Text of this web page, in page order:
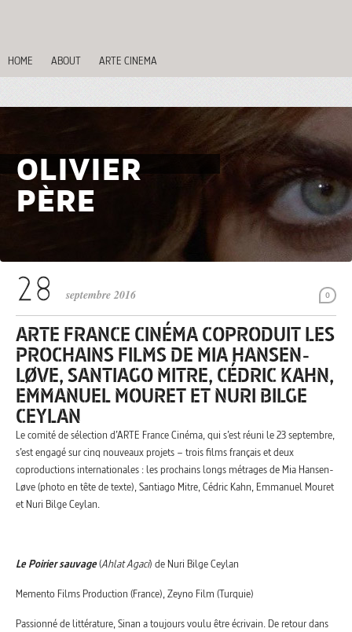
HOME ABOUT ARTE CINEMA
OLIVIER
PÈRE
0
septembre 2016
ARTE FRANCE CINÉMA COPRODUIT LES
PROCHAINS FILMS DE MIA HANSEN-
LØVE, SANTIAGO MITRE, CÉDRIC KAHN,
EMMANUEL MOURET ET NURI BILGE
CEYLAN
Le comité de sélection d’ARTE France Cinéma, qui s’est réuni le 23 septembre,
s’est engagé sur cinq nouveaux projets – trois films français et deux
coproductions internationales : les prochains longs métrages de Mia Hansen-
Løve (photo en tête de texte), Santiago Mitre, Cédric Kahn, Emmanuel Mouret
et Nuri Bilge Ceylan.
Le Poirier sauvage(Ahlat Agaci) de Nuri Bilge Ceylan
Memento Films Production (France), Zeyno Film (Turquie)
Passionné de littérature, Sinan a toujours voulu être écrivain. De retour dans